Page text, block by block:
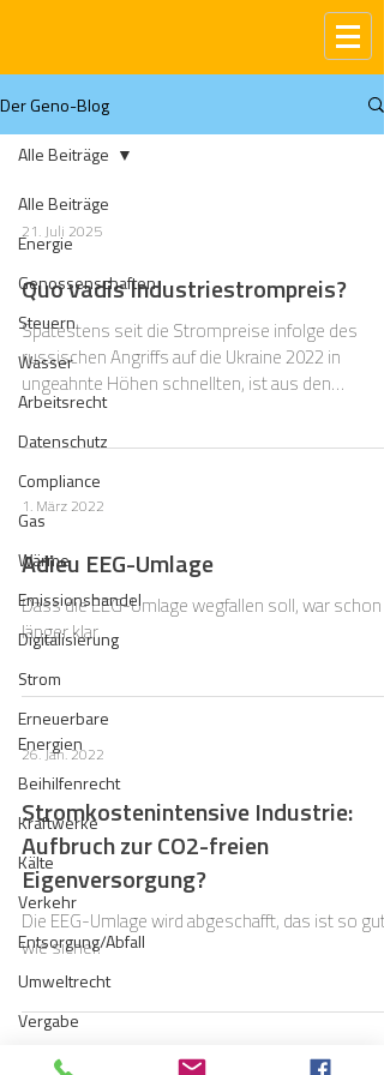
Der Geno-Blog
Alle Beiträge
Energie
Genossenschaften
Steuern
Wasser
Arbeitsrecht
Datenschutz
Compliance
Gas
Wärme
Emissionshandel
Digitalisierung
Strom
Erneuerbare
Energien
Beihilfenrecht
Kraftwerke
Kälte
Verkehr
Entsorgung/Abfall
Umweltrecht
Vergabe
Regulierung
Alle Beiträge
21. Juli 2025
Quo vadis Industriestrompreis?
Spätestens seit die Strompreise infolge des
russischen Angriffs auf die Ukraine 2022 in
ungeahnte Höhen schnellten, ist aus den
energiepolitischen Debatten das Schlagwort
„Industriestrompreis“ nicht mehr wegzudenken.
1. März 2022
Adieu EEG-Umlage
Dass die EEG-Umlage wegfallen soll, war schon
länger klar.
26. Jan. 2022
Stromkostenintensive Industrie:
Aufbruch zur CO2-freien
Eigenversorgung?
Die EEG-Umlage wird abgeschafft, das ist so gut
wie sicher.
17. Jan. 2022